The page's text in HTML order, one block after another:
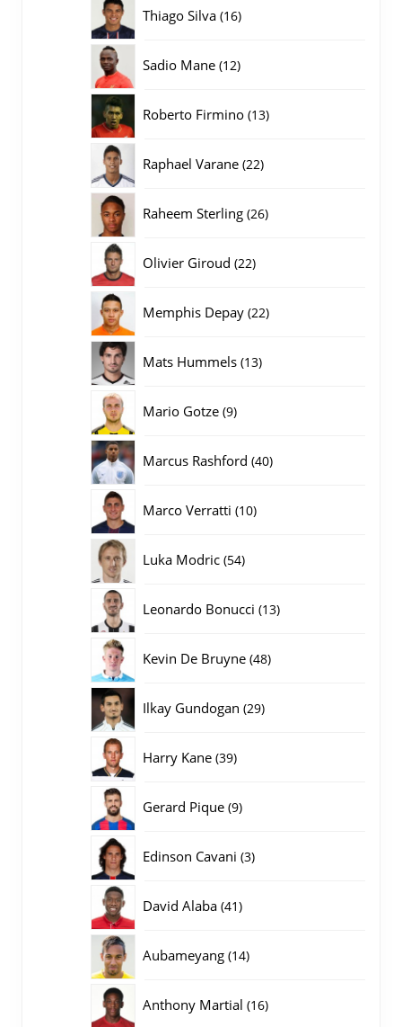
Thiago Silva 1616
Sadio Mane 1212
Roberto Firmino 1313
Raphael Varane 2222
Raheem Sterling 2626
Olivier Giroud 2222
Memphis Depay 2222
Mats Hummels 1313
Mario Gotze 99
Marcus Rashford 4040
Marco Verratti 1010
Luka Modric 5454
Leonardo Bonucci 1313
Kevin De Bruyne 4848
Ilkay Gundogan 2929
Harry Kane 3939
Gerard Pique 99
Edinson Cavani 33
David Alaba 4141
Aubameyang 1414
Anthony Martial 1616